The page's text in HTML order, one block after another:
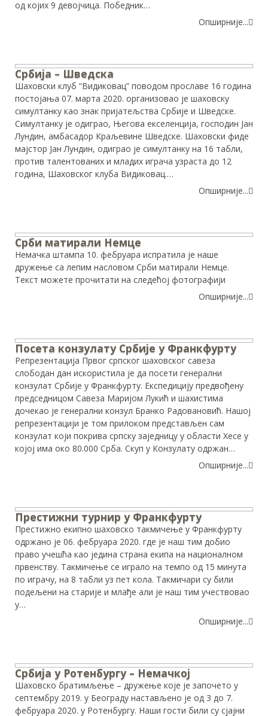
од којих 9 девојчица. Победник…
Опширније...
Србија – Шведска
Шаховски клуб “Видиковац” поводом прославе 16 година
постојања 07. марта 2020. организовао је шаховску
симултанку као знак пријатељства Србије и Шведске.
Симултанку је одиграо, Његова екселенција, господин Јан
Лундин, амбасадор Краљевине Шведске. Шаховски фиде
мајстор Јан Лундин, одиграо је симултанку на 16 табли,
против талентованих и младих играча узраста до 12
година, Шаховског клуба Видиковац.…
Опширније...
Срби матирали Немце
Немачка штампа 10. фебруара испратила је наше
дружење са лепим насловом Срби матирали Немце.
Текст можете прочитати на следећој фотографији
Опширније...
Посета конзулату Србије у Франкфурту
Репрезентација Првог српског шаховског савеза
слободан дан искористила је да посети генерални
конзулат Србије у Франкфурту. Експедицију предвођену
председницом Савеза Маријом Лукић и шахистима
дочекао је генерални конзул Бранко Радовановић. Нашој
репрезентацији је том прилоком представљен сам
конзулат који покрива српску заједницу у области Хесе у
којој има око 80.000 Срба. Скуп у Конзулату одржан…
Опширније...
Престижни турнир у Франкфурту
Престижно екипно шаховско такмичење у Франкфурту
одржано је 06. фебруара 2020. где је наш тим добио
право учешћа као једина страна екипа на националном
првенству. Такмичење се играло на темпо од 15 минута
по играчу, на 8 табли уз пет кола. Такмичари су били
подељени на старије и млађе али је наш тим учествовао
у…
Опширније...
Србија у Ротенбургу – Немачкој
Шаховско братимљење – дружење које је започето у
септембру 2019. у Београду настављено је од 3 до 7.
фебруара 2020. у Ротенбургу. Наши гости били су сјајни